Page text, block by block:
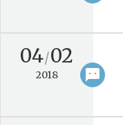
sms
04/02
2018 keyboard_arrow_right